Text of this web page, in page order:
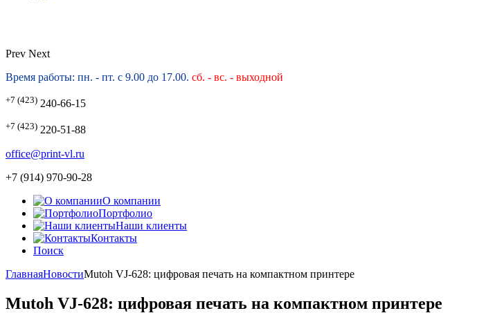
Prev Next
Время работы: пн. - пт. с 9.00 до 17.00. сб. - вс. - выходной
+7 (423) 240-66-15
+7 (423) 220-51-88
office@print-vl.ru
+7 (914) 970-90-28
О компании
Портфолио
Наши клиенты
Контакты
Поиск
ГлавнаяНовостиMutoh VJ-628: цифровая печать на компактном принтере
Mutoh VJ-628: цифровая печать на компактном принтере